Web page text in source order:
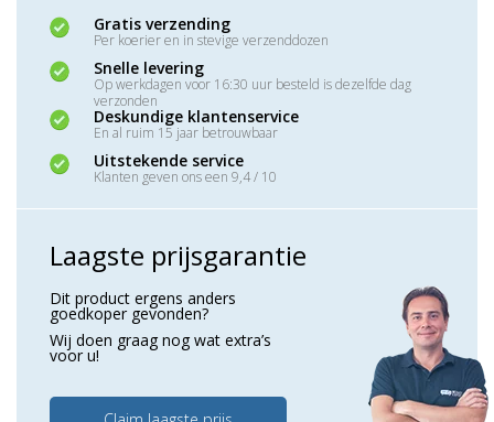
Gratis verzending
Per koerier en in stevige verzenddozen
Snelle levering
Op werkdagen voor 16:30 uur besteld is dezelfde dag
verzonden
Deskundige klantenservice
En al ruim 15 jaar betrouwbaar
Uitstekende service
Klanten geven ons een 9,4 / 10
Laagste prijsgarantie
Dit product ergens anders
goedkoper gevonden?
Wij doen graag nog wat extra’s
voor u!